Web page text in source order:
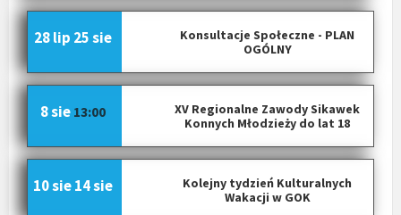
Konsultacje Społeczne - PLAN
OGÓLNY
28 lip 25 sie
XV Regionalne Zawody Sikawek
Konnych Młodzieży do lat 18
8 sie 13:00
Kolejny tydzień Kulturalnych
Wakacji w GOK
10 sie 14 sie